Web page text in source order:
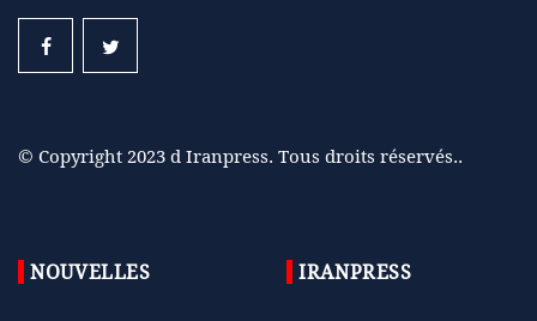
© Copyright 2023 d Iranpress. Tous droits réservés..
NOUVELLES IRANPRESS